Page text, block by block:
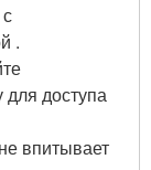
.
для доступа
впитывает